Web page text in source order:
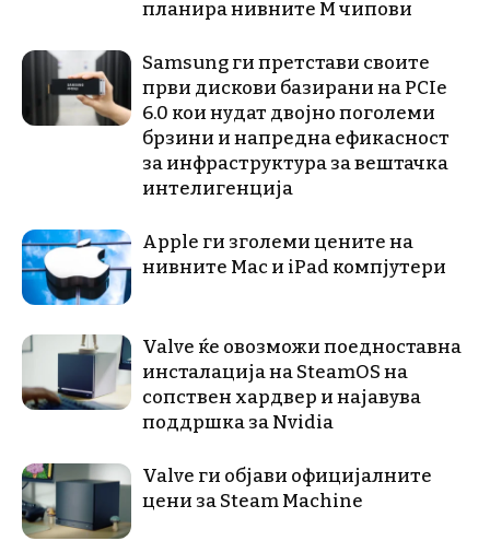
планира нивните М чипови
Samsung ги претстави своите
први дискови базирани на PCIe
6.0 кои нудат двојно поголеми
брзини и напредна ефикасност
за инфраструктура за вештачка
интелигенција
Apple ги зголеми цените на
нивните Mac и iPad компјутери
Valve ќе овозможи поедноставна
инсталација на SteamOS на
сопствен хардвер и најавува
поддршка за Nvidia
Valve ги објави официјалните
цени за Steam Machine